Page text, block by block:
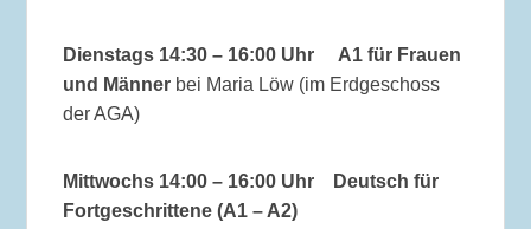
Dienstags 14:30 – 16:00 Uhr
A1 für Frauen
und Männer bei Maria Löw (im Erdgeschoss
der AGA)
Mittwochs 14:00 – 16:00 Uhr
Deutsch für
Fortgeschrittene(A1 – A2)